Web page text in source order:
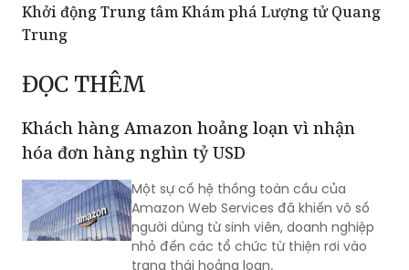
Khởi động Trung tâm Khám phá Lượng tử Quang
Trung
ĐỌC THÊM
Khách hàng Amazon hoảng loạn vì nhận
hóa đơn hàng nghìn tỷ USD
Một sự cố hệ thống toàn cầu của
Amazon Web Services đã khiến vô số
người dùng từ sinh viên, doanh nghiệp
nhỏ đến các tổ chức từ thiện rơi vào
trạng thái hoảng loạn.